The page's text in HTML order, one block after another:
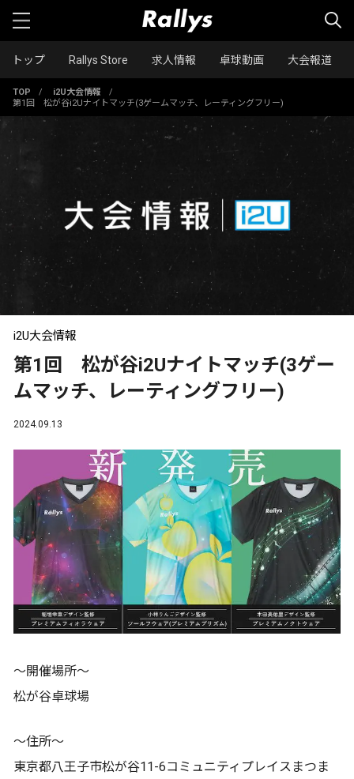
トップ Rallys Store 求人情報 卓球動画 大会報道
TOP / i2U大会情報
/
第1回 松が谷i2Uナイトマッチ(3ゲームマッチ、レーティングフリー)
i2U大会情報
第1回 松が谷i2Uナイトマッチ(3ゲー
ムマッチ、レーティングフリー)
2024.09.13
～開催場所～
松が谷卓球場
～住所～
東京都八王子市松が谷11-6コミュニティプレイスまつま